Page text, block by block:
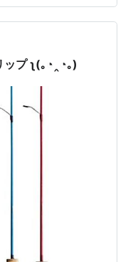
よう('ω')ﾉ 次の２色
。結果は下～ ～～ 結
麗に書けそうヽ
ップ ʅ(｡◔‸◔｡)